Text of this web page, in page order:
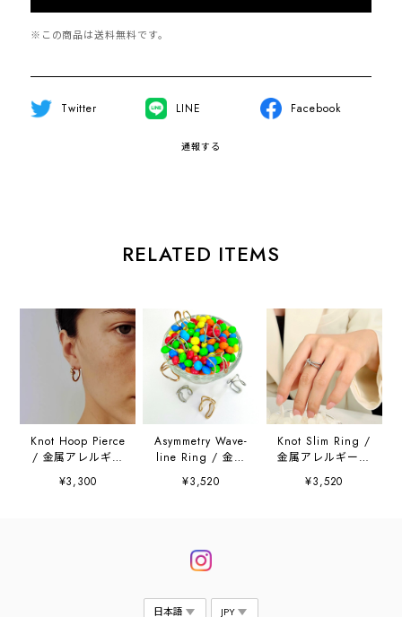
※この商品は送料無料です。
Twitter LINE Facebook
通報する
RELATED ITEMS
Knot Hoop Pierce
/ 金属アレルギー
対応
¥3,300
Asymmetry Wave-
line Ring / 金属
アレルギー対応
¥3,520
Knot Slim Ring /
金属アレルギー対
応
¥3,520